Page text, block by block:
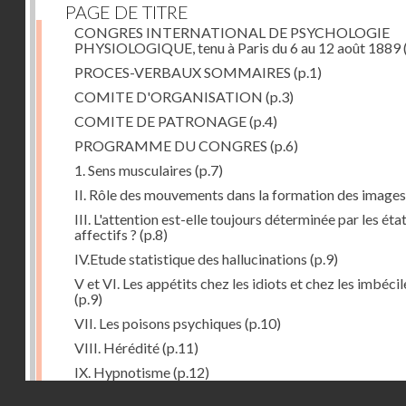
PAGE DE TITRE
CONGRES INTERNATIONAL DE PSYCHOLOGIE
PHYSIOLOGIQUE, tenu à Paris du 6 au 12 août 1889
PROCES-VERBAUX SOMMAIRES (p.1)
COMITE D'ORGANISATION (p.3)
COMITE DE PATRONAGE(p.4)
PROGRAMME DU CONGRES (p.6)
1. Sens musculaires (p.7)
II. Rôle des mouvements dans la formation des images
III. L'attention est-elle toujours déterminée par les
affectifs ? (p.8)
IV.Etude statistique des hallucinations (p.9)
V et VI. Les appétits chez les idiots et chez les
(p.9)
VII. Les poisons psychiques (p.10)
VIII. Hérédité(p.11)
IX. Hypnotisme(p.12)